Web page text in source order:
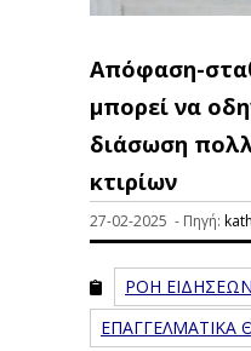
Απόφαση-
μπορεί να
διάσωση
κτιρίων
27-02-2025 - Πηγή:
ΡΟΗ ΕΙΔΗΣΕΩΝ
ΕΠΑΓΓΕΛΜΑΤΙΚΑ